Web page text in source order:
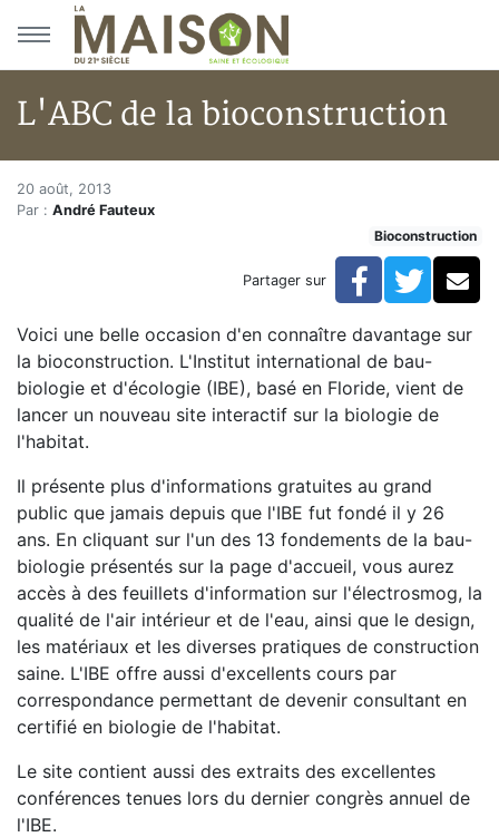
Aller au menu principal
Aller au contenu principal
L'ABC de la bioconstruction
Accueil
Articles
L'ABC de la bioconstruction
L'ABC de la bioconstruction
20 août, 2013
Par : André Fauteux
Bioconstruction
Partager sur Facebook
Voici une belle occasion d'en connaître davantage sur
la bioconstruction. L'Institut international de bau-
biologie et d'écologie (IBE), basé en Floride, vient de
lancer un nouveau site interactif sur la biologie de
l'habitat.
Il présente plus d'informations gratuites au grand
public que jamais depuis que l'IBE fut fondé il y 26
ans. En cliquant sur l'un des 13 fondements de la bau-
biologie présentés sur la page d'accueil, vous aurez
accès à des feuillets d'information sur l'électrosmog, la
qualité de l'air intérieur et de l'eau, ainsi que le design,
les matériaux et les diverses pratiques de construction
saine. L'IBE offre aussi d'excellents cours par
correspondance permettant de devenir consultant en
certifié en biologie de l'habitat.
Le site contient aussi des extraits des excellentes
conférences tenues lors du dernier congrès annuel de
l'IBE.